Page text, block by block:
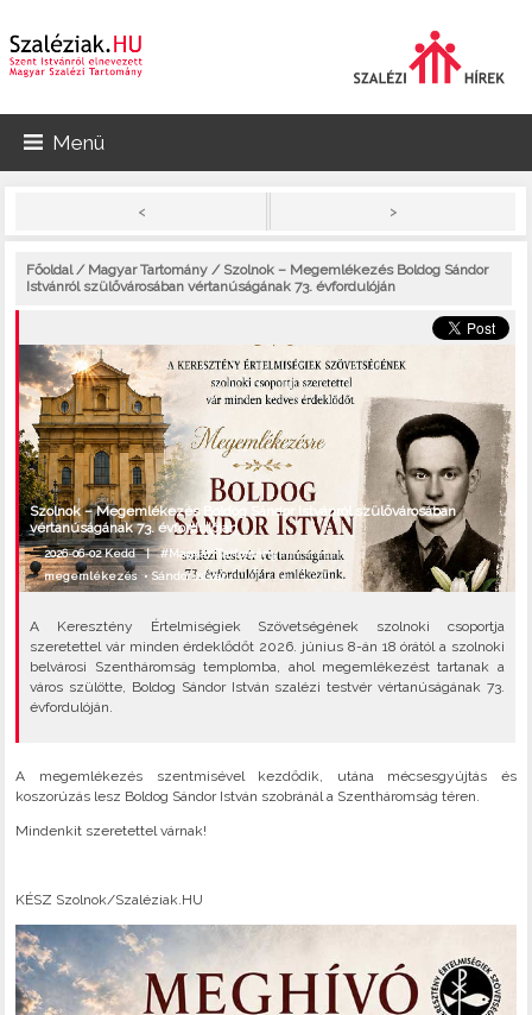
Menü
< >
Főoldal/ Magyar Tartomány / Szolnok – Megemlékezés Boldog Sándor
Istvánról szülővárosában vértanúságának 73. évfordulóján
Szolnok – Megemlékezés Boldog Sándor Istvánról szülővárosában
vértanúságának 73. évfordulóján
2026-06-02 Kedd |#Magyar Tartomány
megemlékezés•Sándor István•
A Keresztény Értelmiségiek Szövetségének szolnoki csoportja
szeretettel vár minden érdeklődőt 2026. június 8-án 18 órától a szolnoki
belvárosi Szentháromság templomba, ahol megemlékezést tartanak a
város szülötte, Boldog Sándor István szalézi testvér vértanúságának 73.
évfordulóján.
A megemlékezés szentmisével kezdődik, utána mécsesgyújtás és
koszorúzás lesz Boldog Sándor István szobránál a Szentháromság téren.
Mindenkit szeretettel várnak!
KÉSZ Szolnok/Szaléziak.HU